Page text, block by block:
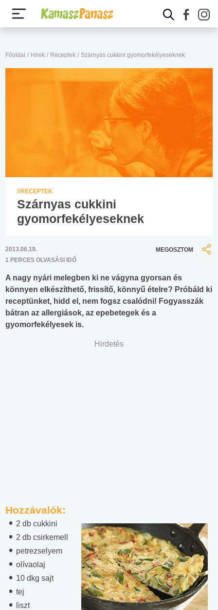
Főoldal / Hírek / Receptek / Szárnyas cukkini gyomorfekélyeseknek
#RECEPTEK
Szárnyas cukkini
gyomorfekélyeseknek
2013.06.19.
1 PERCES OLVASÁSI IDŐ
MEGOSZTOM
A nagy nyári melegben ki ne vágyna gyorsan és
könnyen elkészíthető, frissítő, könnyű ételre? Próbáld ki
receptünket, hidd el, nem fogsz csalódni! Fogyasszák
bátran az allergiások, az epebetegek és a
gyomorfekélyesek is.
Hirdetés
Hozzávalók:
2 db cukkini
2 db csirkemell
petrezselyem
olívaolaj
10 dkg sajt
tej
liszt